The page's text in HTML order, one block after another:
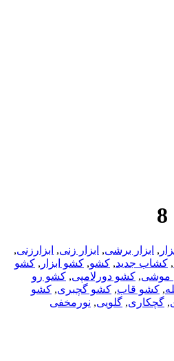
, ابزار برشی, ابزار زنی, ابزارزنی,
, کشاب جدید, کشو, کشو ابزار , کشو
موشی, کشو دورلامپی, کشو رو
, کشو قاب, کشو گچبری, کشو
, گچکاری, گلویی, نورمخفی